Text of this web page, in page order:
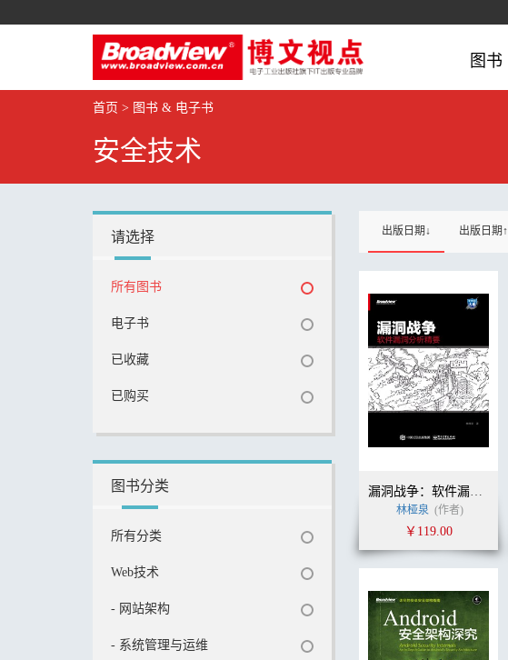
图书
首页 > 图书 & 电子书
安全技术
请选择
所有图书
电子书
已收藏
已购买
图书分类
所有分类
Web技术
- 网站架构
- 系统管理与运维
出版日期↓ 出版日期↑
漏洞战争：软件漏洞分析精要
林桠泉 (作者)
￥119.00